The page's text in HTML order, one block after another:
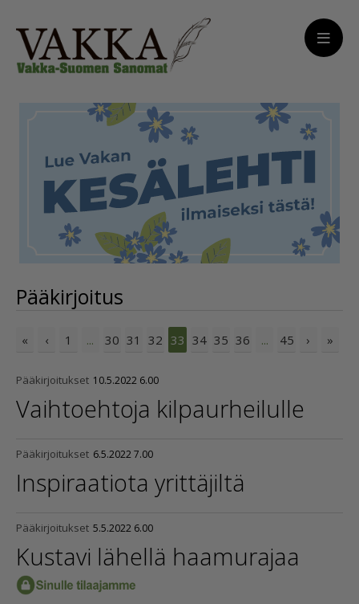
Pääkirjoitus
« ‹ 1 ... 30 31 32 33 34 35 36 ... 45 › »
Pääkirjoitukset 10.5.2022 6.00
Vaihtoehtoja kilpaur­hei­lulle
Pääkirjoitukset 6.5.2022 7.00
Inspiraatiota yrittäjiltä
Pääkirjoitukset 5.5.2022 6.00
Kustavi lähellä haamurajaa